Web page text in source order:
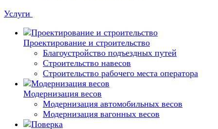
Услуги
Проектирование и строительство
Благоустройство подъездных путей
Строительство навесов
Строительство рабочего места оператора
Модернизация весов
Модернизация автомобильных весов
Модернизация вагонных весов